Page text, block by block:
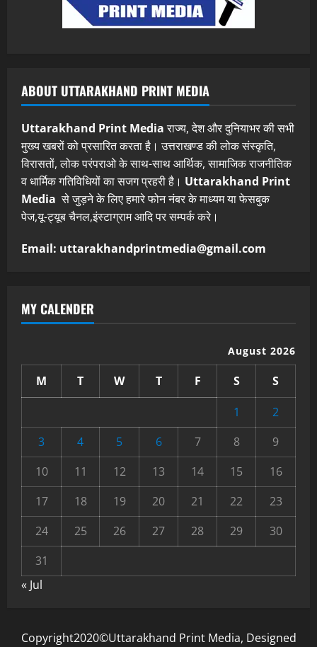
ABOUT UTTARAKHAND PRINT MEDIA
Uttarakhand Print Mediaराज्य, देश और दुनियाभर की सभी
मुख्य खबरों को प्रसारित करता है। उत्तराखण्ड की लोक संस्कृति,
विरासतों, लोक परंपराओ के साथ-साथ आर्थिक, सामाजिक राजनीतिक
व धार्मिक गतिविधियों का सजग प्रहरी है। Uttarakhand Print
Media से जुड़ने के लिए हमारे फोन नंबर के माध्यम या फेसबुक
पेज,यू-ट्यूब चैनल,इंस्टाग्राम आदि पर सम्पर्क करे।
Email: uttarakhandprintmedia@gmail.com
MY CALENDER
August 2026
M T W T F S
S
1
2
3
4 5 6 7 8
9
10
11 12 13 14 15
16
17
18 19 20 21 22
23
24
25 26 27 28 29
30
31
« Jul
Copyright2020©Uttarakhand Print Media, Designed